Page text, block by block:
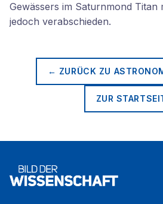
Gewässers im Saturnmond Titan
jedoch verabschieden.
← ZURÜCK ZU
ZUR